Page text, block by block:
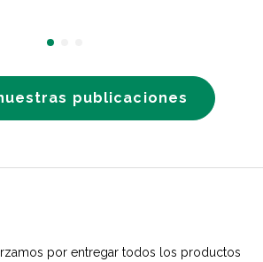
publicaciones
por entregar todos los productos